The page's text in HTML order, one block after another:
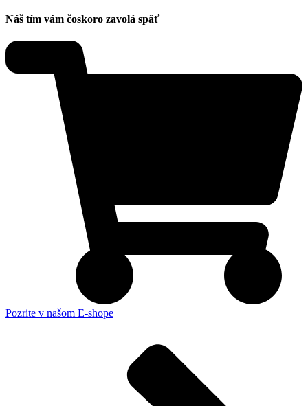
Náš tím vám čoskoro zavolá späť
Pozrite v našom E-shope